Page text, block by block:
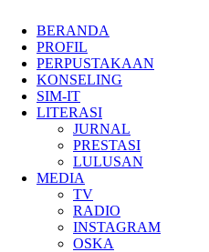
BERANDA
PROFIL
PERPUSTAKAAN
KONSELING
SIM-IT
LITERASI
JURNAL
PRESTASI
LULUSAN
MEDIA
TV
RADIO
INSTAGRAM
OSKA